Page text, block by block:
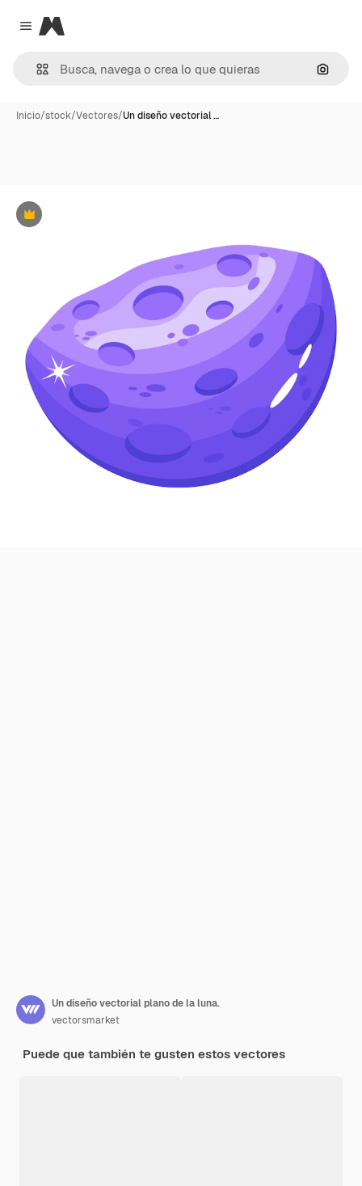
Close menu
Magnific
Inicio/stock/Vectores/Un diseño vectorial …
Premium
Un diseño vectorial plano de la luna.
vectorsmarket
Puede que también te gusten estos vectores